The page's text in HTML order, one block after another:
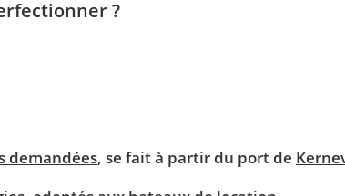
?
demandées, se fait à partir du port de